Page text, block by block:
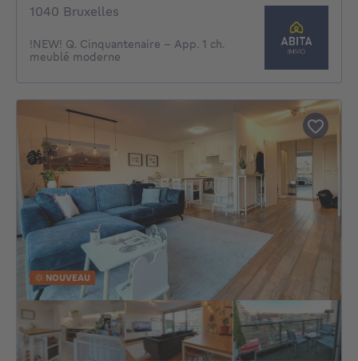
1040 Bruxelles
!NEW! Q. Cinquantenaire - App. 1 ch.
meublé moderne
NOUVEAU